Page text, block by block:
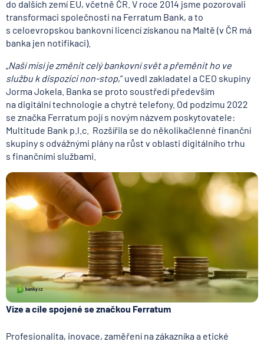
do dalších zemí EU, včetně ČR. V roce 2014 jsme pozorovali
transformaci společnosti na Ferratum Bank, a to
s celoevropskou bankovní licencí získanou na Maltě (v ČR má
banka jen notifikaci).
„Naší misí je změnit celý bankovní svět a přeměnit ho ve
službu k dispozici non-stop,“ uvedl zakladatel a CEO skupiny
Jorma Jokela. Banka se proto soustředí především
na digitální technologie a chytré telefony. Od podzimu 2022
se značka Ferratum pojí s novým názvem poskytovatele:
Multitude Bank p.l.c. Rozšířila se do několikačlenné finanční
skupiny s odvážnými plány na růst v oblasti digitálního trhu
s finančními službami.
Vize a cíle spojené se značkou Ferratum
Profesionalita, inovace, zaměření na zákazníka a etické